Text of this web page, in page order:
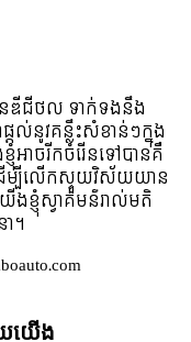
នឌីជីថល ទាក់ទងនឹង
ល់នូវគន្លឹះសំខាន់ៗក្នុង
ញុំអាចរីកចំរើនទៅបានគឺ
ើម្បីលើកស្ទួយវិស័យយាន
ើងខ្ញុំស្វាគមន៌រាល់មតិ
។
យើង